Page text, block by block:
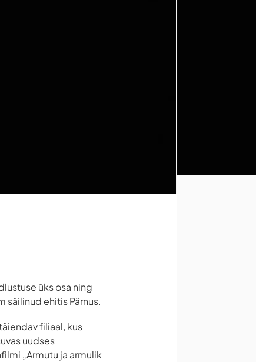
üks osa ning
säilinud ehitis Pärnus.
filiaal, kus
uudses
„Armutu ja armulik